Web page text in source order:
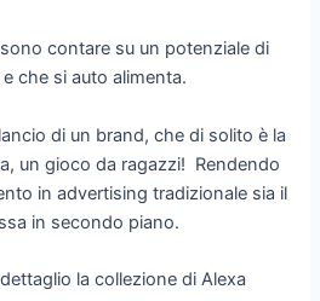
contare su un potenziale di
che si auto alimenta.
di un brand, che di solito è la
un gioco da ragazzi! Rendendo
in advertising tradizionale sia il
in secondo piano.
la collezione di Alexa